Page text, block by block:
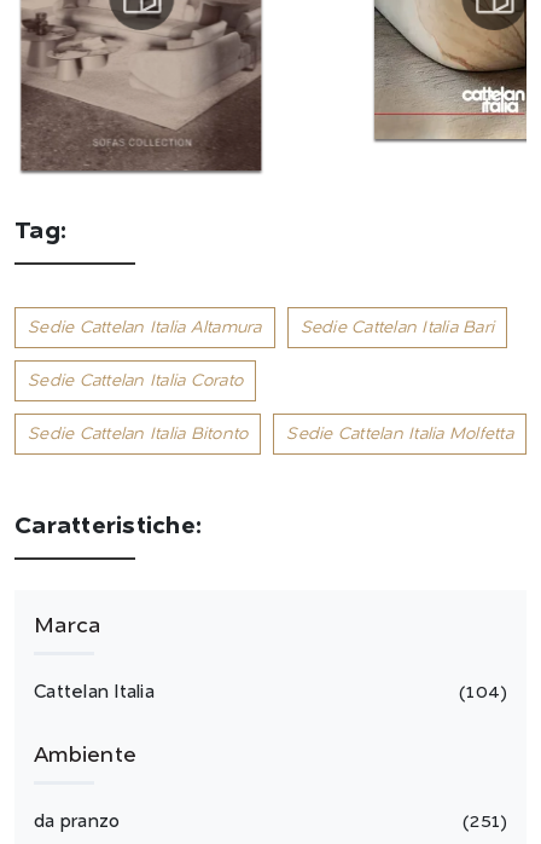
Tag:
Sedie Cattelan Italia Altamura Sedie Cattelan Italia Bari
Sedie Cattelan Italia Corato
Sedie Cattelan Italia Bitonto Sedie Cattelan Italia Molfetta
Caratteristiche:
Marca
Cattelan Italia 104
Ambiente
da pranzo 251